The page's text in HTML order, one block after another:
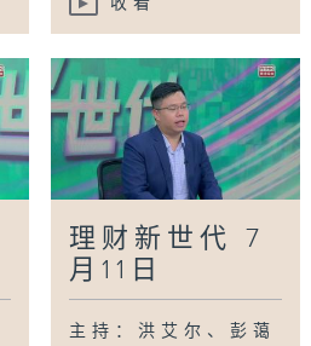
理财新世代 7
月11日
主持：洪艾尔、彭蔼